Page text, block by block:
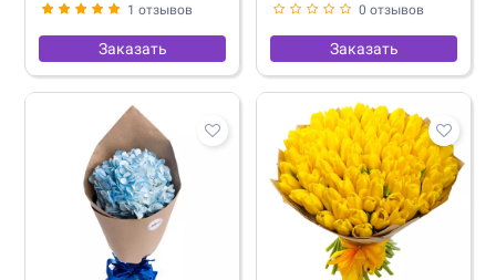
1 отзывов
Заказать
0 отзывов
Заказать